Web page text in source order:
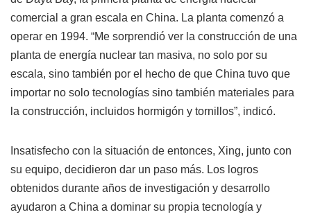
comercial a gran escala en China. La planta comenzó a
operar en 1994. “Me sorprendió ver la construcción de una
planta de energía nuclear tan masiva, no solo por su
escala, sino también por el hecho de que China tuvo que
importar no solo tecnologías sino también materiales para
la construcción, incluidos hormigón y tornillos”, indicó.
Insatisfecho con la situación de entonces, Xing, junto con
su equipo, decidieron dar un paso más. Los logros
obtenidos durante años de investigación y desarrollo
ayudaron a China a dominar su propia tecnología y